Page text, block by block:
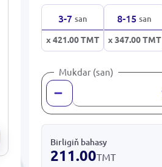
3-7 san
x 421.00TMT
8-15 san
x 347.00TMT
Mukdar (san)
Birligiň bahasy
211.00TMT